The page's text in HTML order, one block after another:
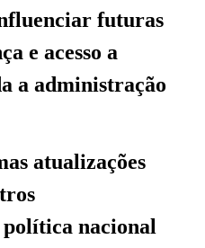
futuras
e acesso a
a administração
atualizações
nacional